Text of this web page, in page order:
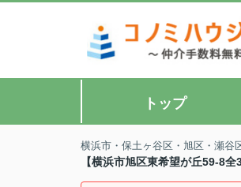
トップ
横浜市・保土ヶ谷区・旭区・瀬谷
【横浜市旭区東希望が丘59-8